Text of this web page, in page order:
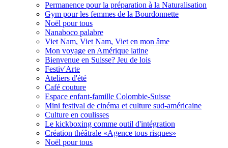
Permanence pour la préparation à la Naturalisation
Gym pour les femmes de la Bourdonnette
Noël pour tous
Nanaboco palabre
Viet Nam, Viet Nam, Viet en mon âme
Mon voyage en Amérique latine
Bienvenue en Suisse? Jeu de lois
Festiv'Arte
Ateliers d'été
Café couture
Espace enfant-famille Colombie-Suisse
Mini festival de cinéma et culture sud-américaine
Culture en coulisses
Le kickboxing comme outil d'intégration
Création théâtrale «Agence tous risques»
Noël pour tous